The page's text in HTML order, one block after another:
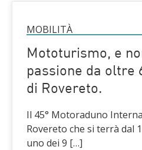
MOBILITÀ
Mototurismo, e
passione da oltre
di Rovereto.
Il 45° Motoraduno
Rovereto che si terrà dal
uno dei 9 […]